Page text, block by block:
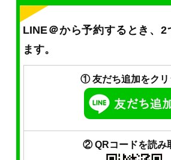
LINE＠から予約するとき、2
ます。
① 友だち追加をクリ
② QRコードを読み